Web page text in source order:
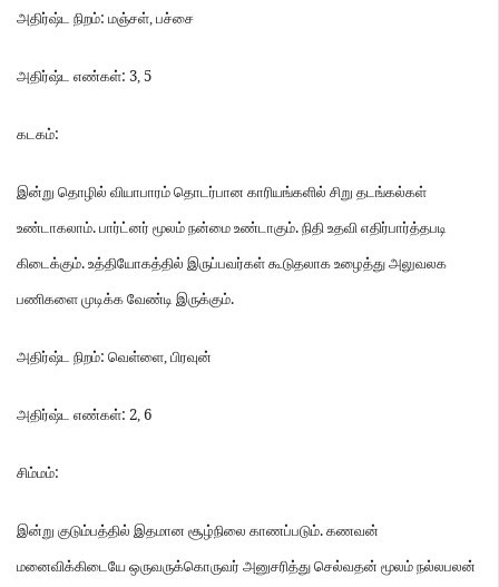
அதிர்ஷ்ட நிறம்: மஞ்சள், பச்சை
அதிர்ஷ்ட எண்கள்: 3, 5
கடகம்:
இன்று தொழில் வியாபாரம் தொடர்பான காரியங்களில் சிறு தடங்கல்கள்
உண்டாகலாம். பார்ட்னர் மூலம் நன்மை உண்டாகும். நிதி உதவி எதிர்பார்த்தபடி
கிடைக்கும். உத்தியோகத்தில் இருப்பவர்கள் கூடுதலாக உழைத்து அலுவலக
பணிகளை முடிக்க வேண்டி இருக்கும்.
அதிர்ஷ்ட நிறம்: வெள்ளை, பிரவுன்
அதிர்ஷ்ட எண்கள்: 2, 6
சிம்மம்:
இன்று குடும்பத்தில் இதமான சூழ்நிலை காணப்படும். கணவன்
மனைவிக்கிடையே ஒருவருக்கொருவர் அனுசரித்து செல்வதன் மூலம் நல்லபலன்